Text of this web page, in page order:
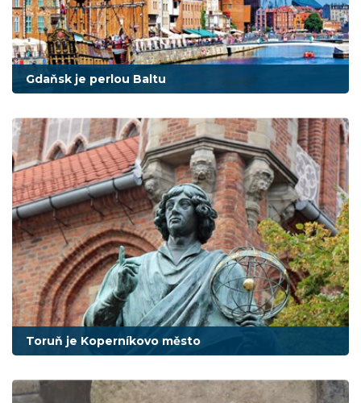
Gdaňsk je perlou Baltu
Toruň je Koperníkovo město